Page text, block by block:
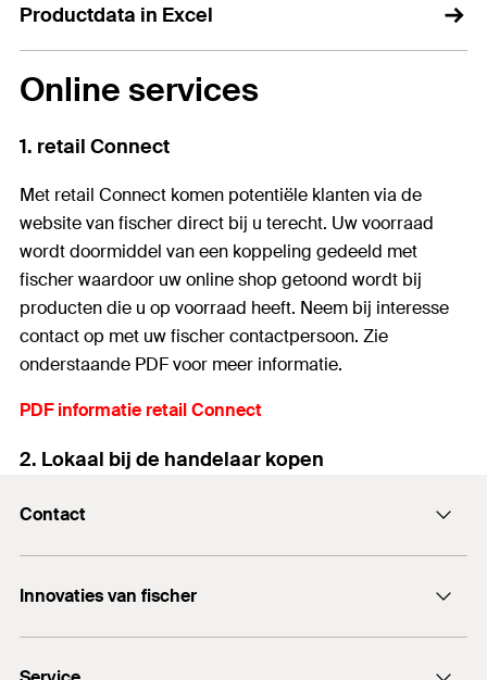
Productdata in Excel
Online services
1. retail Connect
Met retail Connect komen potentiële klanten via de
website van fischer direct bij u terecht. Uw voorraad
wordt doormiddel van een koppeling gedeeld met
fischer waardoor uw online shop getoond wordt bij
producten die u op voorraad heeft. Neem bij interesse
contact op met uw fischer contactpersoon. Zie
onderstaande PDF voor meer informatie.
PDF informatie retail Connect
2. Lokaal bij de handelaar kopen
Contact
info@fischer.nl
+31 35 6 95 66 66
Innovaties van fischer